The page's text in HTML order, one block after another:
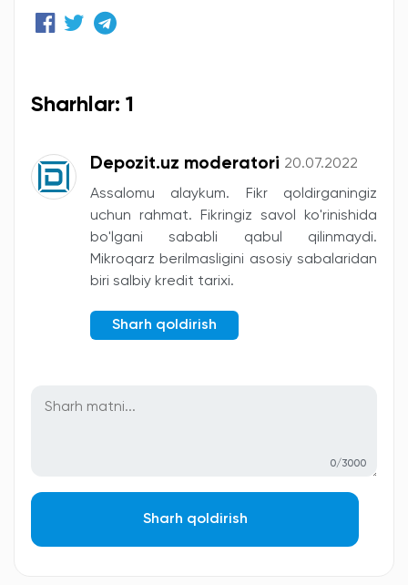
Sharhlar: 1
Depozit.uz moderatori 20.07.2022
Assalomu alaykum. Fikr qoldirganingiz
uchun rahmat. Fikringiz savol ko'rinishida
bo'lgani sababli qabul qilinmaydi.
Mikroqarz berilmasligini asosiy sabalaridan
biri salbiy kredit tarixi.
Sharh qoldirish
0/3000
Sharh qoldirish